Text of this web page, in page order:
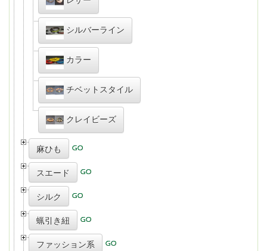
シルバーライン
カラー
チベットスタイル
クレイビーズ
麻ひも
スエード
シルク
蝋引き紐
ファッション系